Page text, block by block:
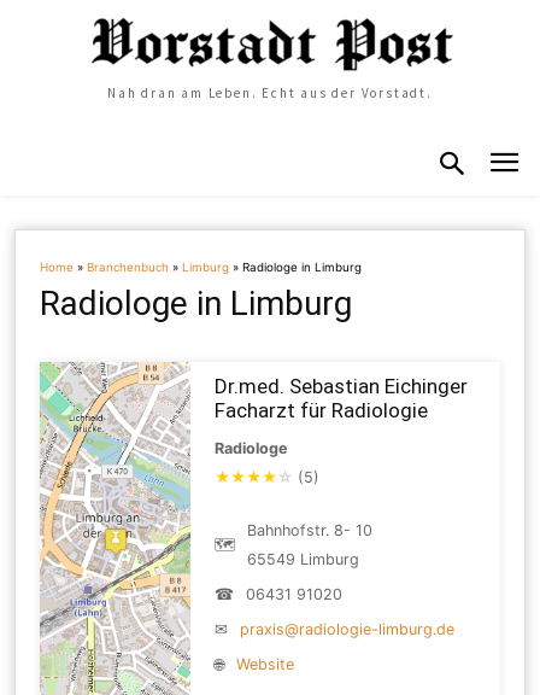
Nah dran am Leben. Echt aus der Vorstadt.
Home »Branchenbuch »Limburg »Radiologe in Limburg
Radiologe in Limburg
Dr.med. Sebastian Eichinger
Facharzt für Radiologie
Radiologe
★★★★ ☆ (5)
🗺
Bahnhofstr. 8- 10
65549 Limburg
☎
06431 91020
✉
praxis@radiologie-limburg.de
🌐
Website